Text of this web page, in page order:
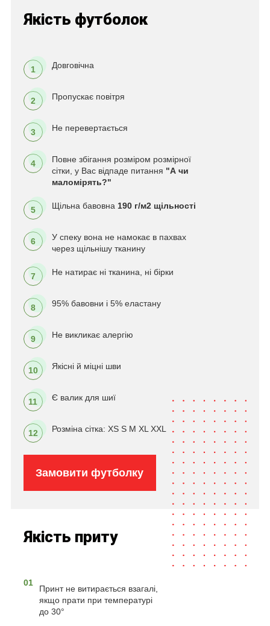
Якість футболок
1 Довговічна
2 Пропускає повітря
3 Не перевертається
4
Повне збігання розміром розмірної
сітки, у Вас відпаде питання "А чи
маломірять?"
5 Щільна бавовна 190 г/м2 щільності
6
У спеку вона не намокає в пахвах
через щільнішу тканину
7 Не натирає ні тканина, ні бірки
8 95% бавовни і 5% еластану
9 Не викликає алергію
10 Якісні й міцні шви
11 Є валик для шиї
12 Розміна сітка: XS S M XL XXL
Замовити футболку
Якість приту
01
Принт не витирається взагалі,
якщо прати при температурі
до 30°